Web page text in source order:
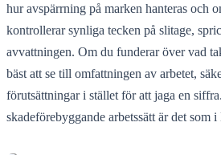
hur avspärrning på marken hanteras och
kontrollerar synliga tecken på slitage,
avvattningen. Om du funderar över vad
bäst att se till omfattningen av arbetet,
förutsättningar i stället för att jaga en
skadeförebyggande arbetssätt är det som